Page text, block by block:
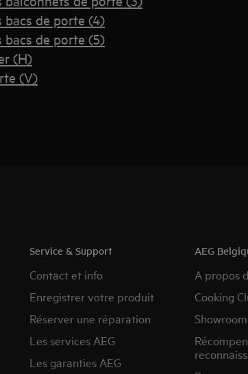
bacs de porte (4)
bacs de porte (5)
(H)
(V)
Service & Support
Contact et info
Enregistrer votre produit
Réserver une réparation
Les services AEG
Les garanties AEG
AEG
A propos
Cooking
Showroom